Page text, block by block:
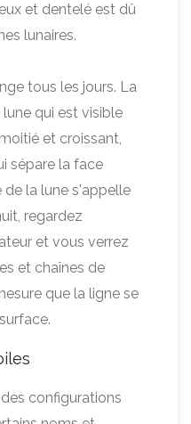
et dentelé est dû
lunaires.
tous les jours. La
qui est visible
et croissant,
sépare la face
la lune s'appelle
regardez
et vous verrez
et chaînes de
que la ligne se
configurations